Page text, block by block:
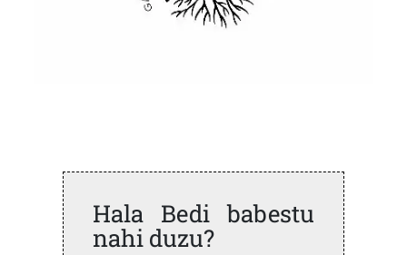
Hala Bedi babestu
nahi duzu?